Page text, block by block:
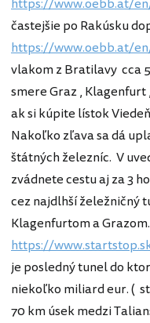
https://www.oebb.at/
častejšie po Rakúsku
https://www.oebb.at/
vlakom z Bratilavy cca
smere Graz , Klagenfurt
ak si kúpite lístok
Nakoľko zľava sa dá
štátných železníc. V
zvádnete cestu aj za 3
cez najdlhší želežničný
Klagenfurtom a Grazom.
https://
je posledný tunel do
niekoľko miliard eur. (
70 km úsek medzi